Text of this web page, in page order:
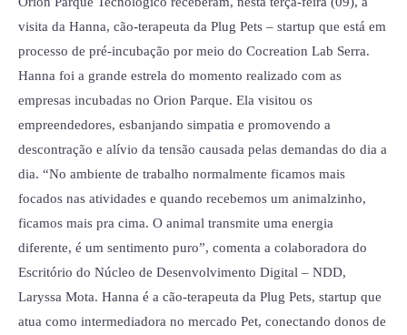
visita da Hanna, cão-terapeuta da Plug Pets – startup que está em
processo de pré-incubação por meio do Cocreation Lab Serra.
Hanna foi a grande estrela do momento realizado com as
empresas incubadas no Orion Parque. Ela visitou os
empreendedores, esbanjando simpatia e promovendo a
descontração e alívio da tensão causada pelas demandas do dia a
dia. “No ambiente de trabalho normalmente ficamos mais
focados nas atividades e quando recebemos um animalzinho,
ficamos mais pra cima. O animal transmite uma energia
diferente, é um sentimento puro”, comenta a colaboradora do
Escritório do Núcleo de Desenvolvimento Digital – NDD,
Laryssa Mota. Hanna é a cão-terapeuta da Plug Pets, startup que
atua como intermediadora no mercado Pet, conectando donos de
Orion